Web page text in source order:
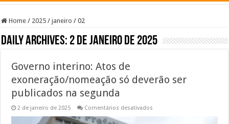
Home / 2025 / janeiro / 02
Daily Archives: 2 de janeiro de 2025
Governo interino: Atos de
exoneração/nomeação só deverão ser
publicados na segunda
2 de janeiro de 2025 Comentários desativados